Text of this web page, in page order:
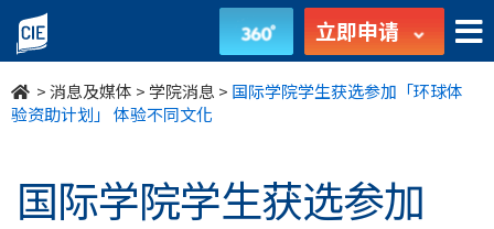
国
际
学
学
立即申请
>消息及媒体 >学院消息 > 国际学院学生获选参加「环球体
验资助计划」 体验不同文化
国际学院学生获选参加